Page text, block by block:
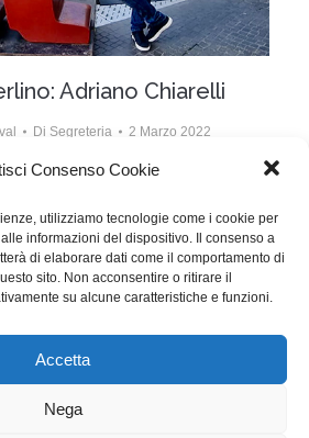
Consenso Cookie
utilizziamo tecnologie come i cookie per
informazioni del dispositivo. Il consenso a
di elaborare dati come il comportamento di
sito. Non acconsentire o ritirare il
su alcune caratteristiche e funzioni.
Accetta
Nega
Adriano Chiarelli
Di Segreteria 2 Marzo 2022
Chiarelli ha scritto con Lirio
che è già nelle sale
alla recente Berlinale
+39 347 2461036